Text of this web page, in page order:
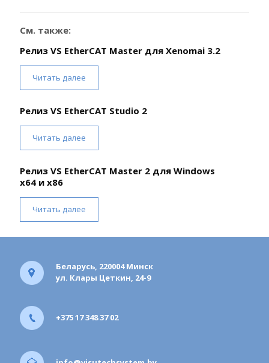
См. также:
Релиз VS EtherCAT Master для Xenomai 3.2
Читать далее
Релиз VS EtherCAT Studio 2
Читать далее
Релиз VS EtherCAT Master 2 для Windows
x64 и x86
Читать далее
Беларусь, 220004 Минск
ул. Клары Цеткин, 24-9
+375 17 348 37 02